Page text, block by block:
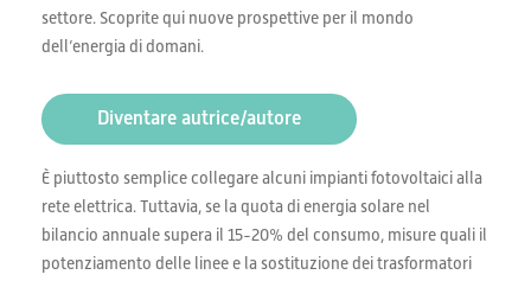
settore. Scoprite qui nuove prospettive per il mondo
dell’energia di domani.
Diventare autrice/autore
È piuttosto semplice collegare alcuni impianti fotovoltaici alla
rete elettrica. Tuttavia, se la quota di energia solare nel
bilancio annuale supera il 15-20% del consumo, misure quali il
potenziamento delle linee e la sostituzione dei trasformatori